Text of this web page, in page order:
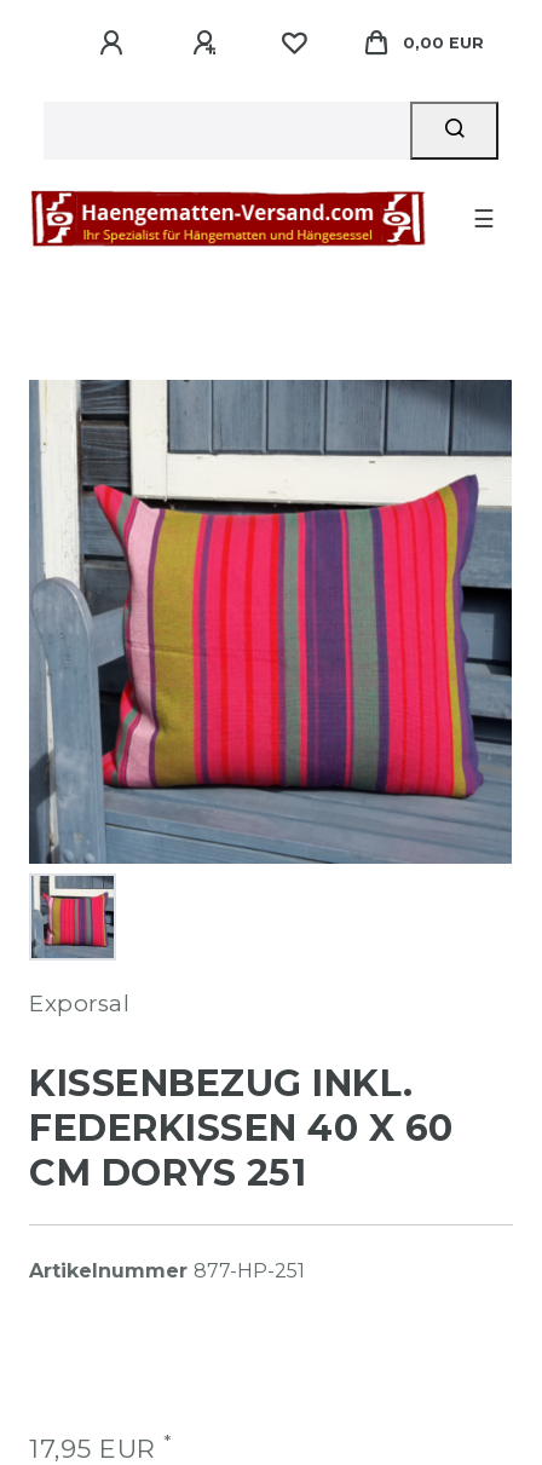
0,00 EUR
☰
Exporsal
KISSENBEZUG INKL.
FEDERKISSEN 40 X 60
CM DORYS 251
Artikelnummer 877-HP-251
17,95 EUR *